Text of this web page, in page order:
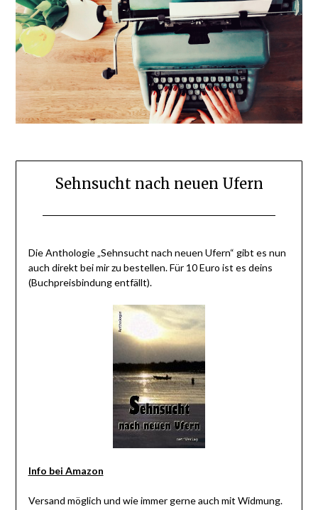
Sehnsucht nach neuen Ufern
8.
April
Die Anthologie „Sehnsucht nach neuen Ufern“ gibt es nun
auch direkt bei mir zu bestellen. Für 10 Euro ist es deins
(Buchpreisbindung entfällt).
Info bei Amazon
Versand möglich und wie immer gerne auch mit Widmung.